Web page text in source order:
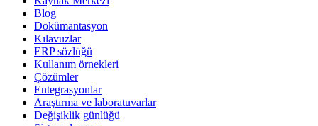
Blog
Dokümantasyon
Kılavuzlar
ERP sözlüğü
Kullanım örnekleri
Çözümler
Entegrasyonlar
Araştırma ve laboratuvarlar
Değişiklik günlüğü